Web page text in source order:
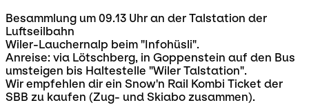
Besammlung um 09.13 Uhr an der Talstation der
Luftseilbahn
Wiler-Lauchernalp beim "Infohüsli".
Anreise: via Lötschberg, in Goppenstein auf den Bus
umsteigen bis Haltestelle "Wiler Talstation".
Wir empfehlen dir ein Snow'n Rail Kombi Ticket der
SBB zu kaufen (Zug- und Skiabo zusammen).